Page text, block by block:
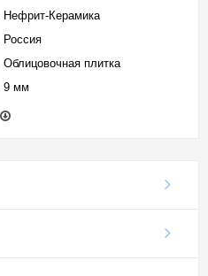
Нефрит-Керамика
Россия
Облицовочная плитка
9 мм